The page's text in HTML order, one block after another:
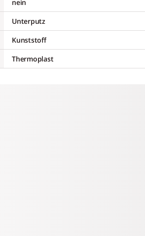
nein
Unterputz
Kunststoff
Thermoplast